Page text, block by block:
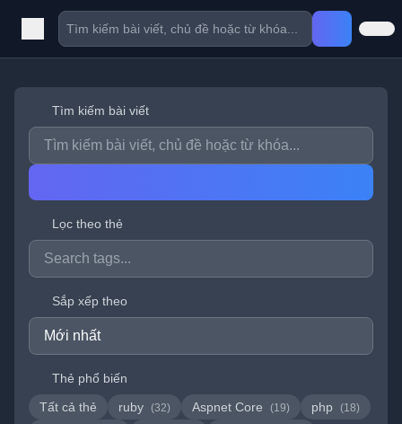
Tìm kiếm bài viết
Lọc theo thẻ
Sắp xếp theo
Thẻ phổ biến
Tất cả thẻ
ruby (32) Aspnet Core (19) php (18)